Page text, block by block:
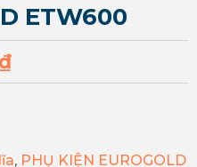
ETW600
, PHỤ KIỆN EUROGOLD